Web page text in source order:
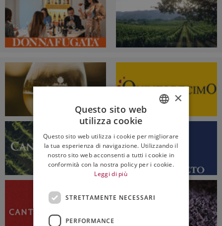
ENGLISH
×
Questo sito web
utilizza cookie
Questo sito web utilizza i cookie per migliorare
la tua esperienza di navigazione. Utilizzando il
nostro sito web acconsenti a tutti i cookie in
conformità con la nostra policy per i cookie.
Leggi di più
STRETTAMENTE NECESSARI
PERFORMANCE